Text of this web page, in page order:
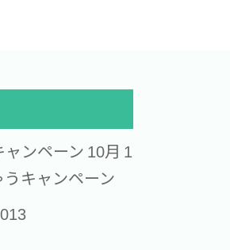
ャンペーン 10月 1
キャンペーン